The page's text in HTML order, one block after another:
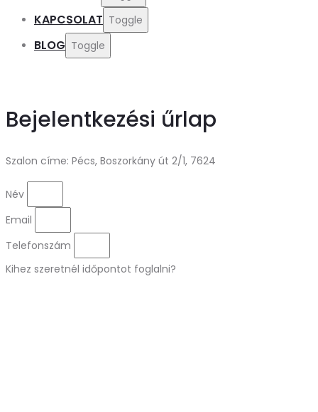
KAPCSOLAT Toggle
BLOG Toggle
Bejelentkezési űrlap
Szalon címe: Pécs, Boszorkány út 2/1, 7624
Név
Email
Telefonszám
Kihez szeretnél időpontot foglalni?